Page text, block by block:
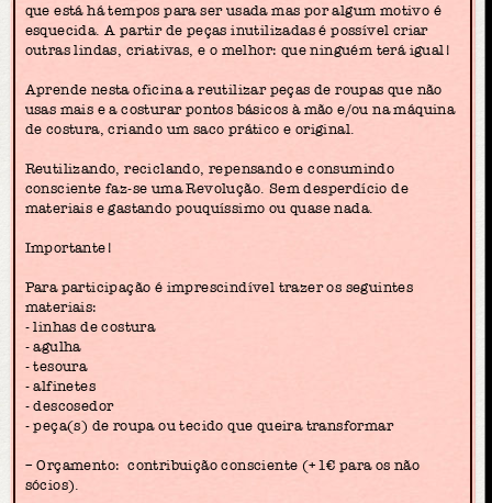
que está há tempos para ser usada mas por algum motivo é
esquecida. A partir de peças inutilizadas é possível criar
outras lindas, criativas, e o melhor: que ninguém terá igual!
Aprende nesta oficina a reutilizar peças de roupas que não
usas mais e a costurar pontos básicos à mão e/ou na máquina
de costura, criando um saco prático e original.
Reutilizando, reciclando, repensando e consumindo
consciente faz-se uma Revolução. Sem desperdício de
materiais e gastando pouquíssimo ou quase nada.
Importante!
Para participação é imprescindível trazer os seguintes
materiais:
- linhas de costura
- agulha
- tesoura
- alfinetes
- descosedor
- peça(s) de roupa ou tecido que queira transformar
– Orçamento: contribuição consciente (+1€ para os não
sócios).